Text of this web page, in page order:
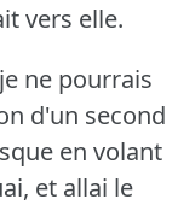
vers elle.
ne pourrais
d'un second
en volant
et allai le